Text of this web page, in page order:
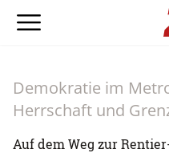
Demokratie im
Herrschaft und
Auf dem Weg zur